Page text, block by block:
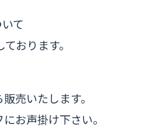
て
おります。
売いたします。
お声掛け下さい。